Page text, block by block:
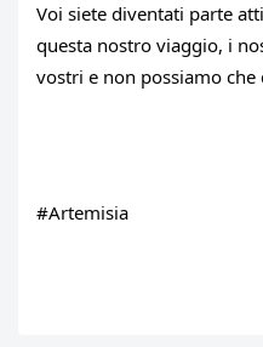
Voi siete diventati parte
questa nostro viaggio, i
vostri e non possiamo che
#Artemisia